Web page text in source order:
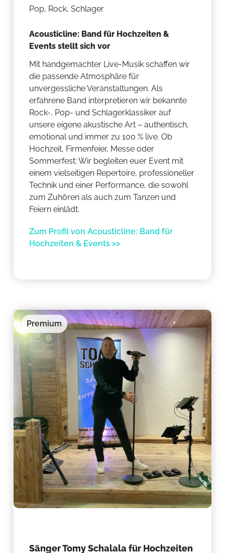
Pop, Rock, Schlager
Acousticline: Band für Hochzeiten &
Events stellt sich vor
Mit handgemachter Live-Musik schaffen wir
die passende Atmosphäre für
unvergessliche Veranstaltungen. Als
erfahrene Band interpretieren wir bekannte
Rock-, Pop- und Schlagerklassiker auf
unsere eigene akustische Art – authentisch,
emotional und immer zu 100 % live. Ob
Hochzeit, Firmenfeier, Messe oder
Sommerfest: Wir begleiten euer Event mit
einem vielseitigen Repertoire, professioneller
Technik und einer Performance, die sowohl
zum Zuhören als auch zum Tanzen und
Feiern einlädt.
Zum Profil von Acousticline: Band für
Hochzeiten & Events >>
Premium
Sänger Tomy Schalala für Hochzeiten